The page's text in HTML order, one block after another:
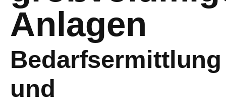
Anlagen
Bedarfsermittlung
und